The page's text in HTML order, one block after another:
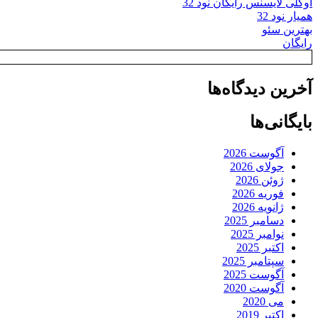
همیار نود 32
بهترین سئو
رایگان
آخرین دیدگاه‌ها
بایگانی‌ها
آگوست 2026
جولای 2026
ژوئن 2026
فوریه 2026
ژانویه 2026
دسامبر 2025
نوامبر 2025
اکتبر 2025
سپتامبر 2025
آگوست 2025
آگوست 2020
می 2020
اکتبر 2019